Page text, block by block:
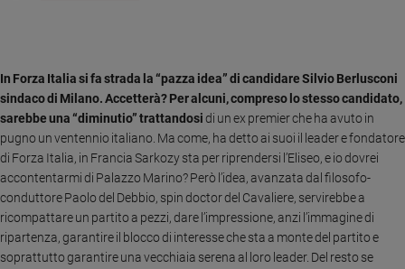
Chiesa
Chiesa
Fede
e
spiritualità
Santi
Devozione
In Forza Italia si fa strada la “pazza idea” di candidare Silvio Berlusconi
sindaco di Milano. Accetterà? Per alcuni, compreso lo stesso candidato,
sarebbe una “diminutio” trattandosidi un ex premier che ha avuto in
pugno un ventennio italiano. Ma come, ha detto ai suoi il leader e fondatore
di Forza Italia, in Francia Sarkozy sta per riprendersi l’Eliseo, e io dovrei
accontentarmi di Palazzo Marino? Però l’idea, avanzata dal filosofo-
conduttore Paolo del Debbio, spin doctor del Cavaliere, servirebbe a
ricompattare un partito a pezzi, dare l’impressione, anzi l’immagine di
ripartenza, garantire il blocco di interesse che sta a monte del partito e
soprattutto garantire una vecchiaia serena al loro leader. Del resto se